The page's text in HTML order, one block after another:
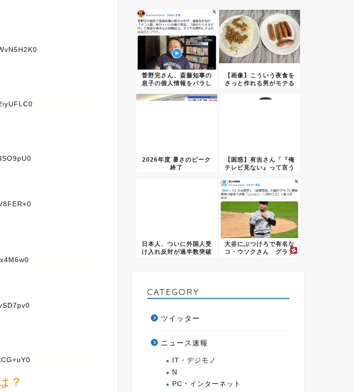
？
菅野完さん、斎藤知事の
息子の個人情報をバラし
【画像】こういう夜食を
さっと作れる男がモテる
2026年度 暑さのピーク
終了
【困惑】有吉さん「『俺
テレビ見ない』って言う
日本人、ついに外国人受
け入れ反対が過半数突破
大谷にぶつけろで有名な
コ・ウソクさん グラブ
CATEGORY
ツイッター
ニュース速報
IT・デジモノ
N
PC・インターネット